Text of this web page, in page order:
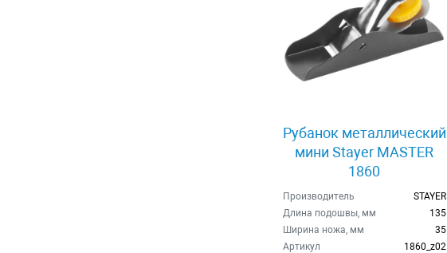
Рубанок металлический
мини Stayer MASTER
1860
Производитель
STAYER
Длина подошвы, мм
135
Ширина ножа, мм
35
Артикул
1860_z02